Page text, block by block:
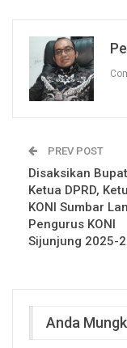
PREV POST
Disaksikan
Ketua DPRD,
KONI Sumbar
Pengurus KONI
Sijunjung 2025-
Anda